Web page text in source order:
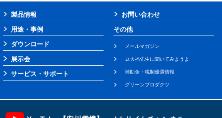
製品情報
用途・事例
ダウンロード
展示会
サービス・サポート
お問い合わせ
その他
メールマガジン
豆大福先生に聞いてみようよ
補助金・税制優遇情報
グリーンプロダクツ